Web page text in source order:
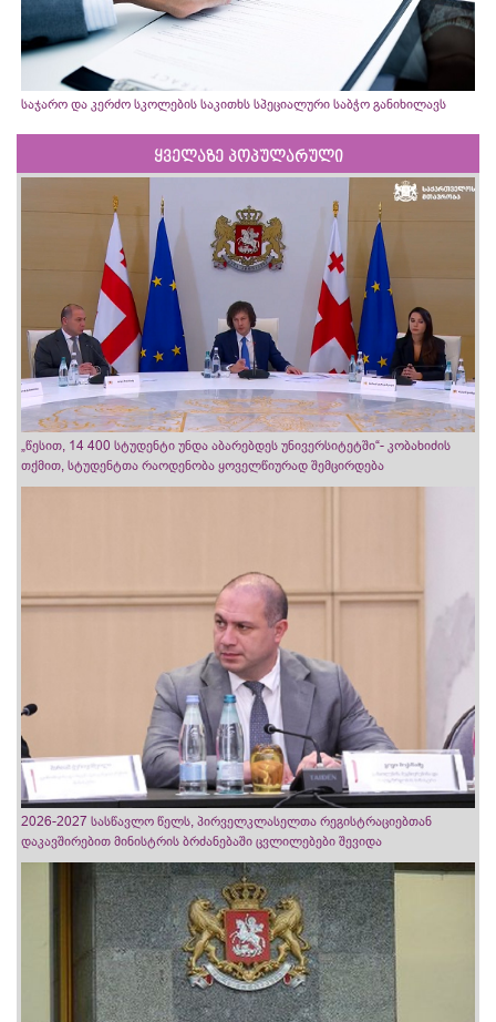
საჯარო და კერძო სკოლების საკითხს სპეციალური საბჭო განიხილავს
ყველაზე პოპულარული
„წესით, 14 400 სტუდენტი უნდა აბარებდეს უნივერსიტეტში“- კობახიძის
თქმით, სტუდენტთა რაოდენობა ყოველწიურად შემცირდება
2026-2027 სასწავლო წელს, პირველკლასელთა რეგისტრაციებთან
დაკავშირებით მინისტრის ბრძანებაში ცვლილებები შევიდა